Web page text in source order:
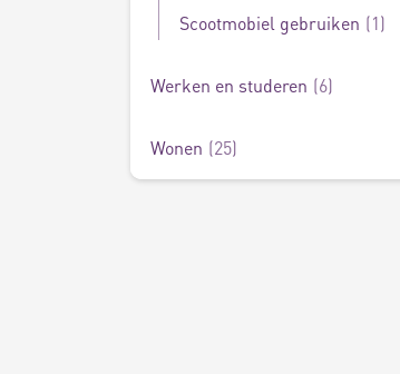
Scootmobiel gebruiken
1
Werken en studeren 6
Wonen 25